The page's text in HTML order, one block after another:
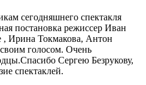
сегодняшнего спектакля
постановка режиссер Иван
, Ирина Токмакова, Антон
голосом. Очень
Сергею Безрукову,
спектаклей.